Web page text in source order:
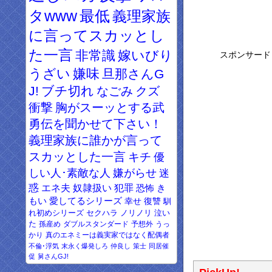
タwww最低 義理家族
に言ってスカッとし
た一言 非常識 嫁いびり
うざい 嫌味 旦那さんG
J! ブチ切れ なごみ クズ
衝撃 胸がスーッとする武
勇伝を聞かせて下さい！
義理家族に誰かが言って
スカッとした一言 キチ 優
しい人･素敵な人 嫌がらせ 迷
惑 エネ夫 奴隷扱い 犯罪 恐怖 き
もい 愛してるシリーズ 幸せ 復讐 馴
れ初めシリーズ セクハラ ノリノリ 泣い
た 孫産め ダブルスタンダード 予想外 うっ
かり 真のエネミーは義実家ではなく配偶者
不倫･浮気 末永く爆発しろ 仲良し 策士 同居催
促 舅さんGJ!
スポンサー